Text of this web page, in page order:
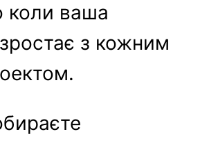
коли ваша
з кожним